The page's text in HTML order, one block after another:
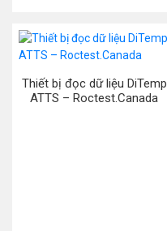
Thiết bị đọc dữ liệu DiTemp
ATTS – Roctest.Canada